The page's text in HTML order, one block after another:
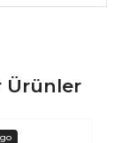
Ürünler